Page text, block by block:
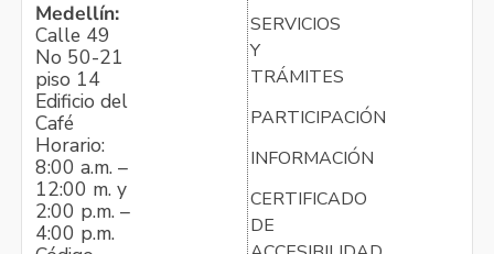
Medellín:
Calle 49
No 50-21
piso 14
Edificio del
Café
Horario:
8:00 a.m. –
12:00 m. y
2:00 p.m. –
4:00 p.m.
SERVICIOS
Y
TRÁMITES
PARTICIPACIÓN
INFORMACIÓN
CERTIFICADO
DE